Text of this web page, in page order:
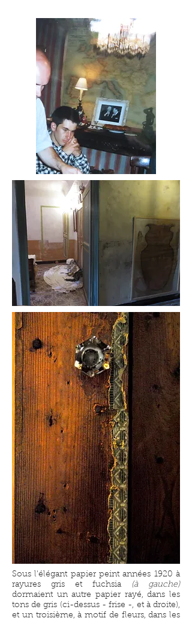
Sous l'élégant papier peint années 1920 à
rayures gris et fuchsia
(à gauche)
dormaient un autre papier rayé, dans les
tons de gris (ci-dessus - frise -, et à droite),
et un troisième, à motif de fleurs, dans les